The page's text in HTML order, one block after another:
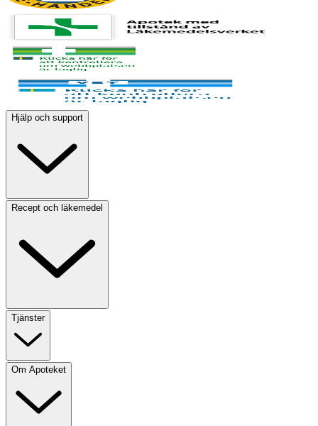
Hjälp och support
Recept och läkemedel
Tjänster
Om Apoteket